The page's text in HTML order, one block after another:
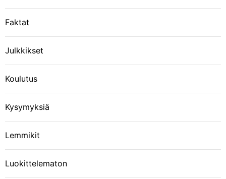
Faktat
Julkkikset
Koulutus
Kysymyksiä
Lemmikit
Luokittelematon